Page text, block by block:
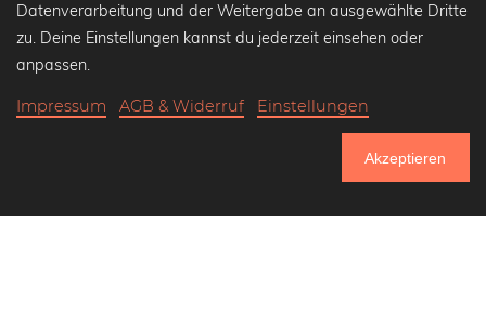
Beliebte Kollektionen
Wandbilder in schwarz-weiß
Klassiker der Kunstgeschichte
Datenverarbeitung und der Weitergabe an ausgewählte Dritte
zu. Deine Einstellungen kannst du jederzeit einsehen oder
anpassen.
Impressum AGB & Widerruf Einstellungen
Akzeptieren